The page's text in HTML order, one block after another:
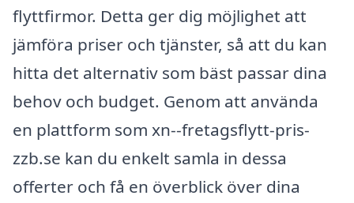
flyttfirmor. Detta ger dig möjlighet att
jämföra priser och tjänster, så att du kan
hitta det alternativ som bäst passar dina
behov och budget. Genom att använda
en plattform som xn--fretagsflytt-pris-
zzb.se kan du enkelt samla in dessa
offerter och få en överblick över dina